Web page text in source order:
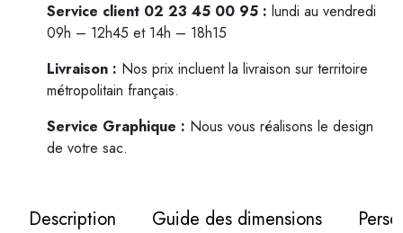
Service client 02 23 45 00 95 : lundi au vendredi
09h – 12h45 et 14h – 18h15
Livraison : Nos prix incluent la livraison sur territoire
métropolitain français.
Service Graphique : Nous vous réalisons le design
de votre sac.
Description Guide des dimensions